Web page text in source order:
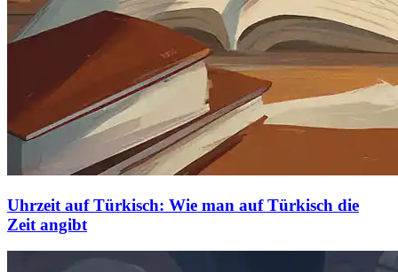
Uhrzeit auf Türkisch: Wie man auf Türkisch die
Zeit angibt